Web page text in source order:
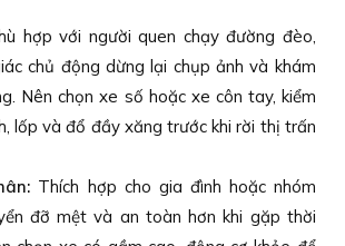
hợp với người quen chạy đường đèo,
chủ động dừng lại chụp ảnh và khám
Nên chọn xe số hoặc xe côn tay, kiểm
lốp và đổ đầy xăng trước khi rời thị trấn
Thích hợp cho gia đình hoặc nhóm
đỡ mệt và an toàn hơn khi gặp thời